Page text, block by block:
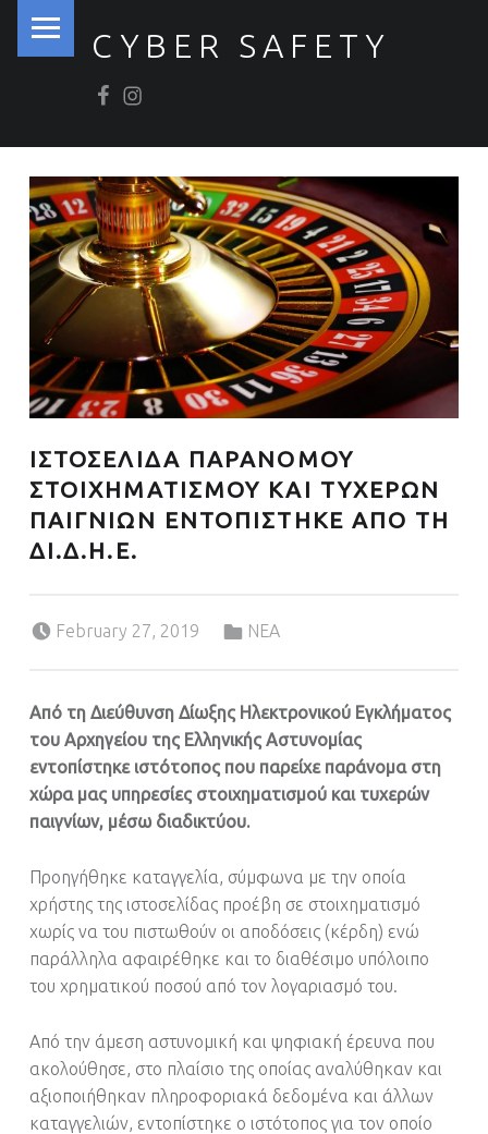
CYBER SAFETY
Ασφάλεια στον Κυβερνοχώρο
ΙΣΤΟΣΕΛΙΔΑ ΠΑΡΑΝΟΜΟΥ
ΣΤΟΙΧΗΜΑΤΙΣΜΟΥ ΚΑΙ ΤΥΧΕΡΩΝ
ΠΑΙΓΝΙΩΝ ΕΝΤΟΠΙΣΤΗΚΕ ΑΠΟ ΤΗ
ΔΙ.Δ.Η.Ε.
February 27, 2019
ΝΕΑ
Από τη Διεύθυνση Δίωξης Ηλεκτρονικού Εγκλήματος
του Αρχηγείου της Ελληνικής Αστυνομίας
εντοπίστηκε ιστότοπος που παρείχε παράνομα στη
χώρα μας υπηρεσίες στοιχηματισμού και τυχερών
παιγνίων, μέσω διαδικτύου.
Προηγήθηκε καταγγελία, σύμφωνα με την οποία
χρήστης της ιστοσελίδας προέβη σε στοιχηματισμό
χωρίς να του πιστωθούν οι αποδόσεις (κέρδη) ενώ
παράλληλα αφαιρέθηκε και το διαθέσιμο υπόλοιπο
του χρηματικού ποσού από τον λογαριασμό του.
Από την άμεση αστυνομική και ψηφιακή έρευνα που
ακολούθησε, στο πλαίσιο της οποίας αναλύθηκαν και
αξιοποιήθηκαν πληροφοριακά δεδομένα και άλλων
καταγγελιών, εντοπίστηκε ο ιστότοπος για τον οποίο